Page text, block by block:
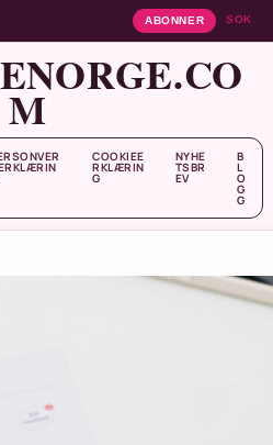
ABONNER SOK
M
COOKIEE
RKLÆRIN
G
NYHE
TSBR
EV
B
L
O
G
G